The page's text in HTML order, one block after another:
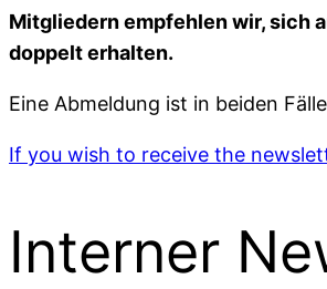
Mitgliedern empfehlen wir, sich
doppelt erhalten.
Eine Abmeldung ist in beiden
If you wish to receive the
Interner